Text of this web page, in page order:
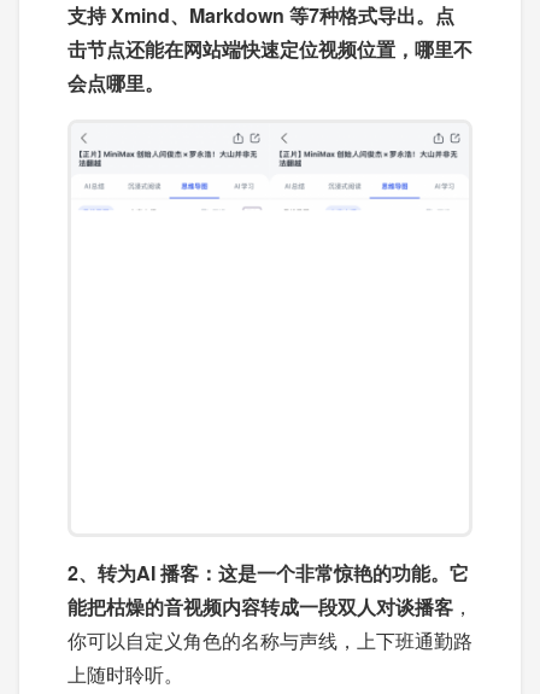
支持 Xmind、Markdown 等7种格式导出。点
击节点还能在网站端快速定位视频位置，哪里不
会点哪里。
2、转为AI 播客：这是一个非常惊艳的功能。它
能把枯燥的音视频内容转成一段双人对谈播客 ，
你可以自定义角色的名称与声线，上下班通勤路
上随时聆听。